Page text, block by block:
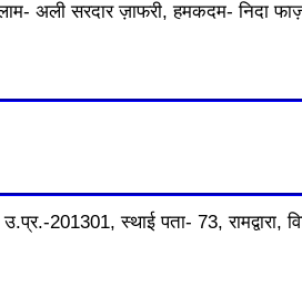
अली सरदार ज़ाफरी, हमकदम- निदा
201301, स्‍थाई पता- 73, रामद्वारा,